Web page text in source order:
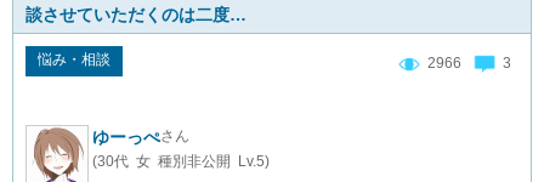
談させていただくのは二度…
悩み・相談 2966 3
ゆーっぺさん
(30代 女 種別非公開 Lv.5)